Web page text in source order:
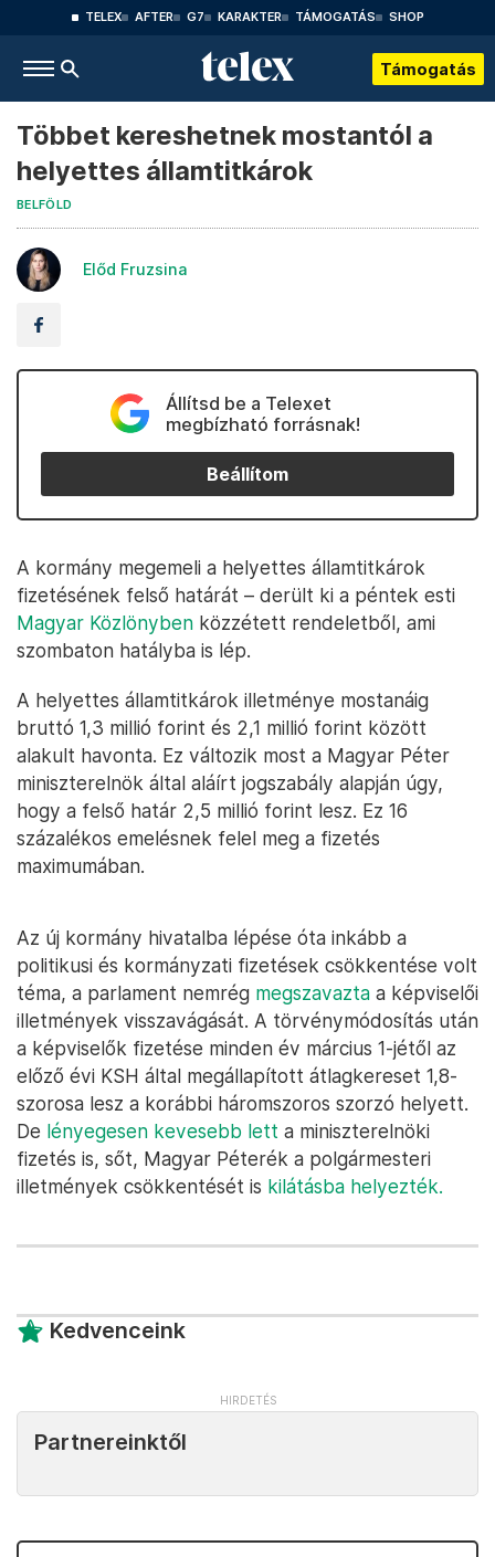
TELEX AFTER G7 KARAKTER TÁMOGATÁS SHOP
Támogatás
Többet kereshetnek mostantól a
helyettes államtitkárok
BELFÖLD
Előd Fruzsina
Állítsd be a Telexet
megbízható forrásnak!
Beállítom
A kormány megemeli a helyettes államtitkárok
fizetésének felső határát – derült ki a péntek esti
Magyar Közlönyben közzétett rendeletből, ami
szombaton hatályba is lép.
A helyettes államtitkárok illetménye mostanáig
bruttó 1,3 millió forint és 2,1 millió forint között
alakult havonta. Ez változik most a Magyar Péter
miniszterelnök által aláírt jogszabály alapján úgy,
hogy a felső határ 2,5 millió forint lesz. Ez 16
százalékos emelésnek felel meg a fizetés
maximumában.
Az új kormány hivatalba lépése óta inkább a
politikusi és kormányzati fizetések csökkentése volt
téma, a parlament nemrég megszavazta a képviselői
illetmények visszavágását. A törvénymódosítás után
a képviselők fizetése minden év március 1-jétől az
előző évi KSH által megállapított átlagkereset 1,8-
szorosa lesz a korábbi háromszoros szorzó helyett.
De lényegesen kevesebb lett a miniszterelnöki
fizetés is, sőt, Magyar Péterék a polgármesteri
illetmények csökkentését is kilátásba helyezték.
Kedvenceink
Partnereinktől